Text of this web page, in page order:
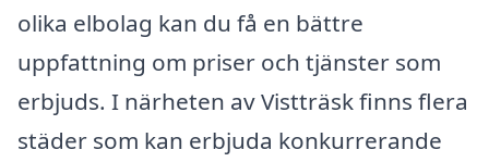
olika elbolag kan du få en bättre
uppfattning om priser och tjänster som
erbjuds. I närheten av Vistträsk finns flera
städer som kan erbjuda konkurrerande